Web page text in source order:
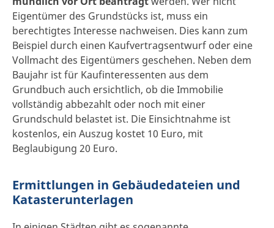
Eigentümer des Grundstücks ist, muss ein
berechtigtes Interesse nachweisen. Dies kann zum
Beispiel durch einen Kaufvertragsentwurf oder eine
Vollmacht des Eigentümers geschehen. Neben dem
Baujahr ist für Kaufinteressenten aus dem
Grundbuch auch ersichtlich, ob die Immobilie
vollständig abbezahlt oder noch mit einer
Grundschuld belastet ist. Die Einsichtnahme ist
kostenlos, ein Auszug kostet 10 Euro, mit
Beglaubigung 20 Euro.
Ermittlungen in Gebäudedateien und
Katasterunterlagen